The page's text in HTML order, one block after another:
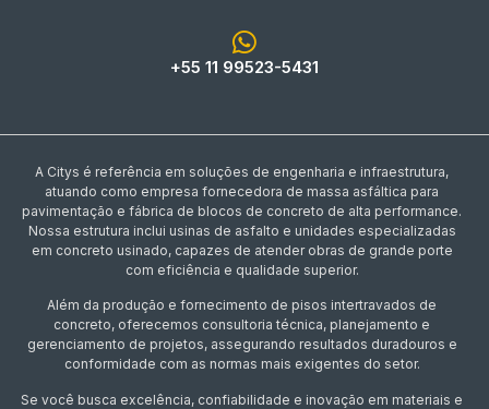
+55 11 99523-5431
A Citys é referência em soluções de engenharia e infraestrutura,
atuando como empresa fornecedora de massa asfáltica para
pavimentação e fábrica de blocos de concreto de alta performance.
Nossa estrutura inclui usinas de asfalto e unidades especializadas
em concreto usinado, capazes de atender obras de grande porte
com eficiência e qualidade superior.
Além da produção e fornecimento de pisos intertravados de
concreto, oferecemos consultoria técnica, planejamento e
gerenciamento de projetos, assegurando resultados duradouros e
conformidade com as normas mais exigentes do setor.
Se você busca excelência, confiabilidade e inovação em materiais e